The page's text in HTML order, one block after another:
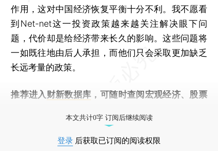
作用，这对中国经济恢复平衡十分不利。我不愿看
到Net-net这一投资政策越来越关注解决眼下问
题，代价却是给经济带来长久的影响。这些问题将
一如既往地由后人承担，而他们只会采取更加缺乏
长远考量的政策。
推荐进入 财新数据库 ，可随时查阅宏观经济、股票
本文共计0字 订阅后继续阅读
登录 后获取已订阅的阅读权限